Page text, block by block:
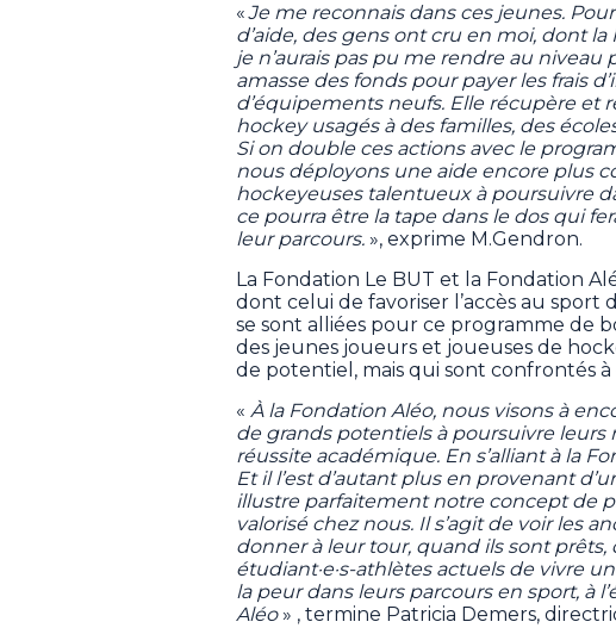
«Je me reconnais dans ces jeunes.
d’aide, des gens ont cru en moi, dont
je n’aurais pas pu me rendre au niveau
amasse des fonds pour payer les frais
d’équipements neufs. Elle récupère et
hockey usagés à des familles, des
Si on double ces actions avec le
nous déployons une aide encore plus
hockeyeuses talentueux à poursuivre
ce pourra être la tape dans le dos qui
leur parcours. », exprime M.Gendron.
La Fondation Le BUT et la Fondation
dont celui de favoriser l’accès au sport
se sont alliées pour ce programme de
des jeunes joueurs et joueuses de
de potentiel, mais qui sont confrontés à
« À la Fondation Aléo, nous visons à
de grands potentiels à poursuivre leurs
réussite académique. En s’alliant à la
Et il l’est d’autant plus en provenant
illustre parfaitement notre concept de
valorisé chez nous. Il s’agit de voir les
donner à leur tour, quand ils sont
étudiant·e·s-athlètes actuels de vivre
la peur dans leurs parcours en sport, à
Aléo» , termine Patricia Demers,